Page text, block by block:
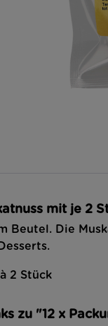
mit je 2
Beutel. Die
2 Stück
zu "12 x